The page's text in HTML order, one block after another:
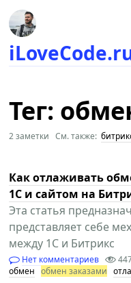
Тег:
2 заметки См. также:
Как отлаживать
1С и сайтом на
Эта статья
представляет себе
между 1С и Битрикс
Нет комментариев
обмен
обмен заказами